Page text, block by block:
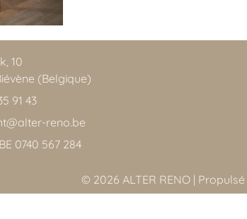
10
(Belgique)
91 43
reno.be
0740 567 284
© 2026 ALTER RENO |